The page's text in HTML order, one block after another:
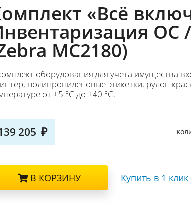
«Всё
ОС
MC2180)
оборудования для учёта имущества
полипропиленовые этикетки, рулон
от +5 °C до +40 °C.
205
В КОРЗИНУ Купить в 1 клик